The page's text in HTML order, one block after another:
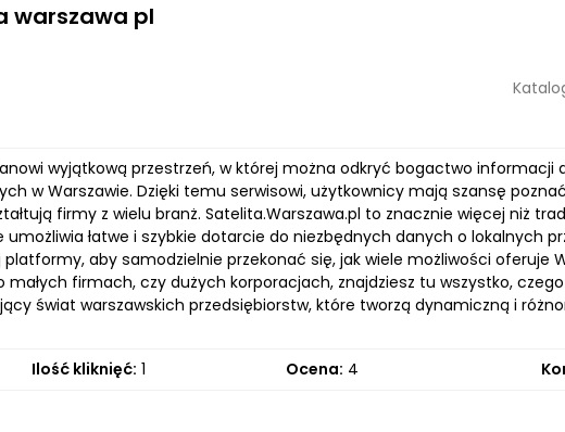
warszawa pl
wyjątkową przestrzeń, w której można odkryć bogactwo
w Warszawie. Dzięki temu serwisowi, użytkownicy mają szansę
firmy z wielu branż. Satelita.Warszawa.pl to znacznie więcej niż
umożliwia łatwe i szybkie dotarcie do niezbędnych danych o lokalnych
aby samodzielnie przekonać się, jak wiele możliwości oferuje
firmach, czy dużych korporacjach, znajdziesz tu wszystko,
świat warszawskich przedsiębiorstw, które tworzą dynamiczną i
Ilość kliknięć: 1 Ocena: 4